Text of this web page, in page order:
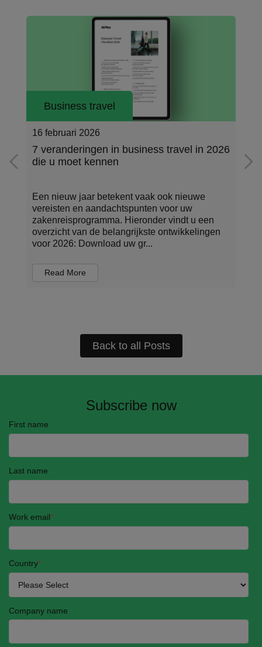
Business travel
16 februari 2026
7 veranderingen in business travel in 2026
die u moet kennen
Een nieuw jaar betekent vaak ook nieuwe
vereisten en aandachtspunten voor uw
zakenreisprogramma. Hieronder vindt u een
overzicht van de belangrijkste ontwikkelingen
voor 2026: Download uw gr...
Read More
Back to all Posts
Subscribe now
First name
Last name
Work email*
Country*
Company name